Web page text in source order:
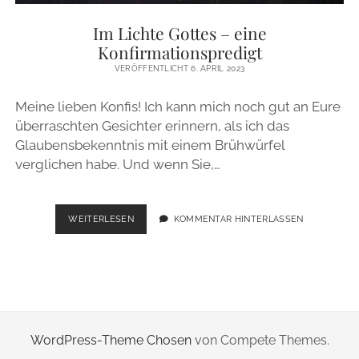
IMPRESSUM
instagram
email
Im Lichte Gottes – eine
Konfirmationspredigt
VERÖFFENTLICHT 6. APRIL 2023
Meine lieben Konfis! Ich kann mich noch gut an Eure
überraschten Gesichter erinnern, als ich das
Glaubensbekenntnis mit einem Brühwürfel
verglichen habe. Und wenn Sie,…
WEITERLESENIM
LICHTE
KOMMENTAR HINTERLASSEN
WordPress-Theme Chosenvon Compete Themes.